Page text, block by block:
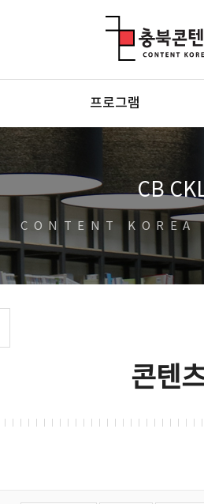
프로그램
CB
CONTENT KOREA
콘텐